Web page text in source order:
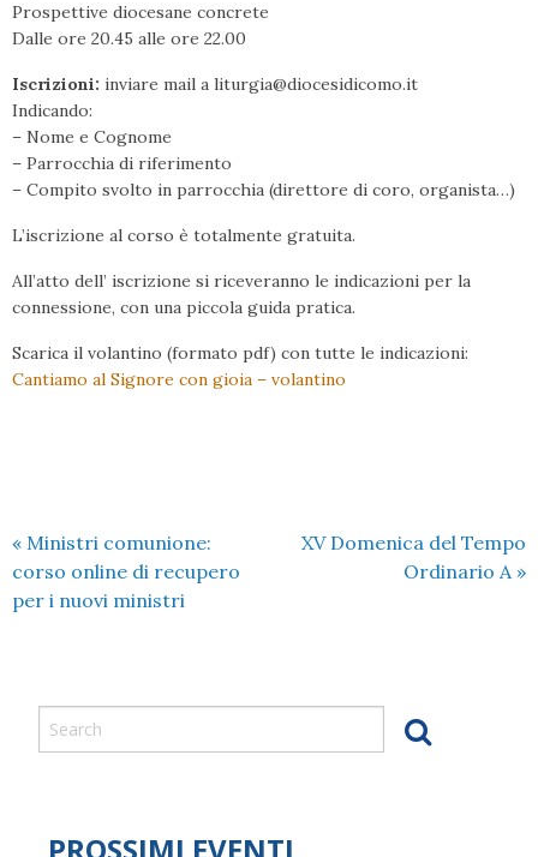
Prospettive diocesane concrete
Dalle ore 20.45 alle ore 22.00
Iscrizioni: inviare mail a liturgia@diocesidicomo.it
Indicando:
– Nome e Cognome
– Parrocchia di riferimento
– Compito svolto in parrocchia (direttore di coro, organista…)
L’iscrizione al corso è totalmente gratuita.
All’atto dell’ iscrizione si riceveranno le indicazioni per la
connessione, con una piccola guida pratica.
Scarica il volantino (formato pdf) con tutte le indicazioni:
Cantiamo al Signore con gioia – volantino
« Ministri comunione:
corso online di recupero
per i nuovi ministri
XV Domenica del Tempo
Ordinario A »